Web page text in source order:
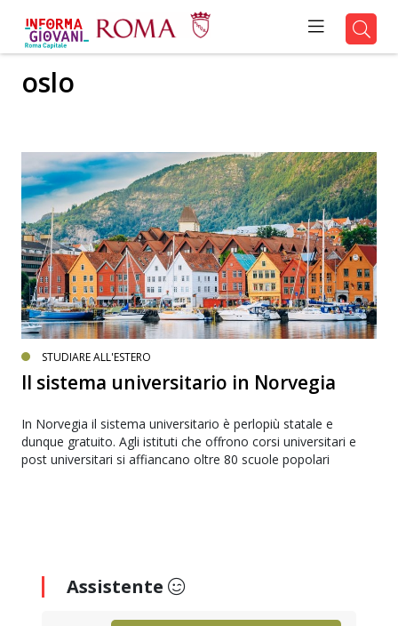
oslo
STUDIARE ALL'ESTERO
Il sistema universitario in Norvegia
In Norvegia il sistema universitario è perlopiù statale e
dunque gratuito. Agli istituti che offrono corsi universitari e
post universitari si affiancano oltre 80 scuole popolari
Assistente